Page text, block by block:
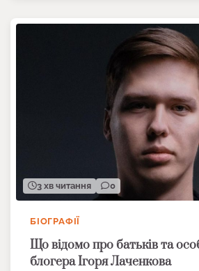
3 хв читання 0
БІОГРАФІЇ
Що відомо про батьків та
блогера Ігоря Лаченкова